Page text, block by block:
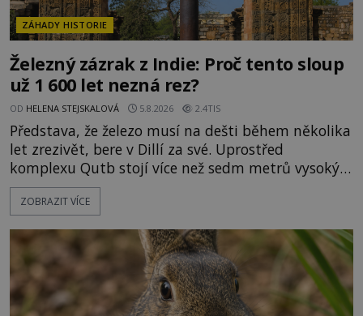
ZÁHADY HISTORIE
Železný zázrak z Indie: Proč tento sloup
už 1 600 let nezná rez?
OD HELENA STEJSKALOVÁ 5.8.2026 2.4TIS
Představa, že železo musí na dešti během několika
let zrezivět, bere v Dillí za své. Uprostřed
komplexu Qutb stojí více než sedm metrů vysoký
železný sloup, který už přibližně 1 600 let odolává
počasí s jen nepatrnými stopami koroze. Jeho
ztracených technologiích či tajemných
materiálech. Moderní metalurgie však ukazuje, že
skutečné vysvětlení je ješt
ZOBRAZIT VÍCE